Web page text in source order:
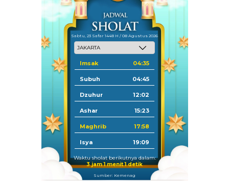
Sabtu, 23 Safar 1448 H / 08 Agustus 2026
Imsak 04:35
Subuh 04:45
Dzuhur 12:02
Ashar 15:23
Maghrib 17:58
Isya 19:09
Waktu sholat berikutnya dalam:
3 jam 1 menit 0 detik
Sumber: Kemenag